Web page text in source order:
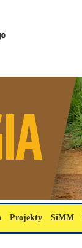
Projekty SiMM